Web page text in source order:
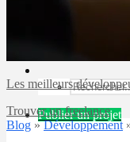
Publier un projet
Les meilleurs
Trouver un freelance
Blog »Développement